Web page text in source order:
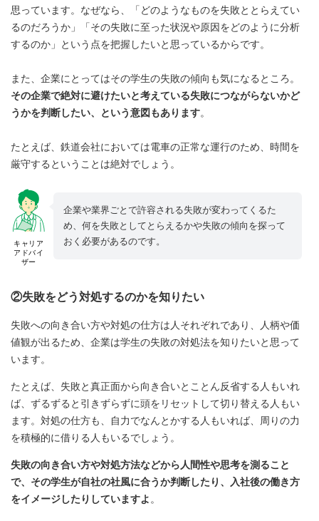
思っています。なぜなら、「どのようなものを失敗ととらえてい
るのだろうか」「その失敗に至った状況や原因をどのように分析
するのか」という点を把握したいと思っているからです。
また、企業にとってはその学生の失敗の傾向も気になるところ。
その企業で絶対に避けたいと考えている失敗につながらないかど
うかを判断したい、という意図もあります。
たとえば、鉄道会社においては電車の正常な運行のため、時間を
厳守するということは絶対でしょう。
キャリア
アドバイ
ザー
企業や業界ごとで許容される失敗が変わってくるた
め、何を失敗としてとらえるかや失敗の傾向を探って
おく必要があるのです。
②失敗をどう対処するのかを知りたい
失敗への向き合い方や対処の仕方は人それぞれであり、人柄や価
値観が出るため、企業は学生の失敗の対処法を知りたいと思って
います。
たとえば、失敗と真正面から向き合いとことん反省する人もいれ
ば、ずるずると引きずらずに頭をリセットして切り替える人もい
ます。対処の仕方も、自力でなんとかする人もいれば、周りの力
を積極的に借りる人もいるでしょう。
失敗の向き合い方や対処方法などから人間性や思考を測ること
で、その学生が自社の社風に合うか判断したり、入社後の働き方
をイメージしたりしていますよ。